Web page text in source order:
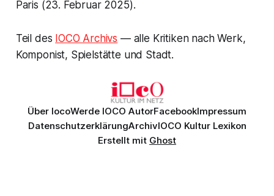
Paris (23. Februar 2025).
Teil des IOCO Archivs — alle Kritiken nach Werk,
Komponist, Spielstätte und Stadt.
Über IocoWerde IOCO AutorFacebookImpressum
DatenschutzerklärungArchivIOCO Kultur Lexikon
Erstellt mit Ghost